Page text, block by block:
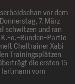
vor dem
7. März
schwitzen und ran
K.-o.-Runden-Partie
Cheftrainer Xabi
Trainingsplätzen
die ersten 15
vom